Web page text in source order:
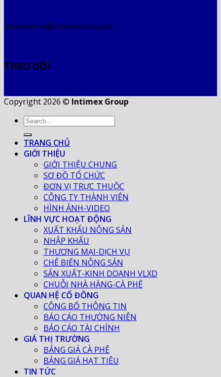
intimexhcm@intimexhcm.com
THEO DÕI
Copyright 2026 © Intimex Group
TRANG CHỦ
GIỚI THIỆU
GIỚI THIỆU CHUNG
SƠ ĐỒ TỔ CHỨC
ĐƠN VỊ TRỰC THUỘC
CÔNG TY THÀNH VIÊN
HÌNH ẢNH-VIDEO
LĨNH VỰC HOẠT ĐỘNG
XUẤT KHẨU NÔNG SẢN
NHẬP KHẨU
THƯƠNG MẠI-DỊCH VỤ
CHẾ BIẾN NÔNG SẢN
SẢN XUẤT-KINH DOANH VLXD
CHUỖI NHÀ HÀNG-CÀ PHÊ
QUAN HỆ CỔ ĐÔNG
CÔNG BỐ THÔNG TIN
BÁO CÁO THƯỜNG NIÊN
BÁO CÁO TÀI CHÍNH
GIÁ THỊ TRƯỜNG
BẢNG GIÁ CÀ PHÊ
BẢNG GIÁ HẠT TIÊU
TIN TỨC